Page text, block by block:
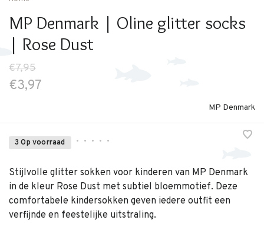
MP Denmark | Oline glitter socks
| Rose Dust
€7,95
€3,97
MP Denmark
3 Op voorraad • • • • •
Stijlvolle glitter sokken voor kinderen van MP Denmark
in de kleur Rose Dust met subtiel bloemmotief. Deze
comfortabele kindersokken geven iedere outfit een
verfijnde en feestelijke uitstraling.